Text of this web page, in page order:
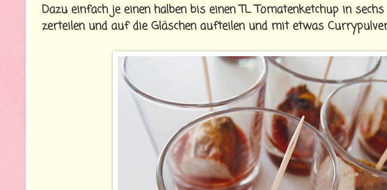
Dazu einfach je einen halben bis einen TL Tomatenketchup in
zerteilen und auf die Gläschen aufteilen und mit etwas